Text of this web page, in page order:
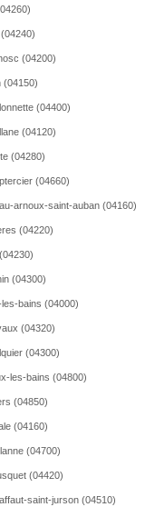
(04200)
(04150)
(04400)
(04120)
(04280)
(04660)
arnoux-saint-auban (04160)
(04220)
(04300)
les-bains (04000)
(04320)
(04300)
les-bains (04800)
(04850)
(04160)
(04700)
(04420)
saint-jurson (04510)